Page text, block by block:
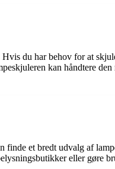
du har behov for at
kan håndtere
et bredt udvalg af
eller gøre